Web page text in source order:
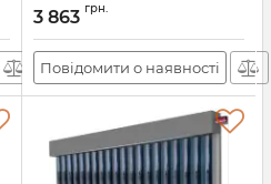
3 863 грн.
Повідомити о наявності